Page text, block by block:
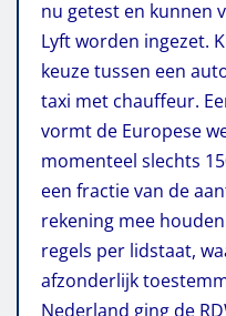
nu getest en kunnen
Lyft worden ingezet.
keuze tussen een
taxi met chauffeur.
vormt de Europese
momenteel slechts
een fractie van de
rekening mee
regels per lidstaat,
afzonderlijk
Nederland ging de